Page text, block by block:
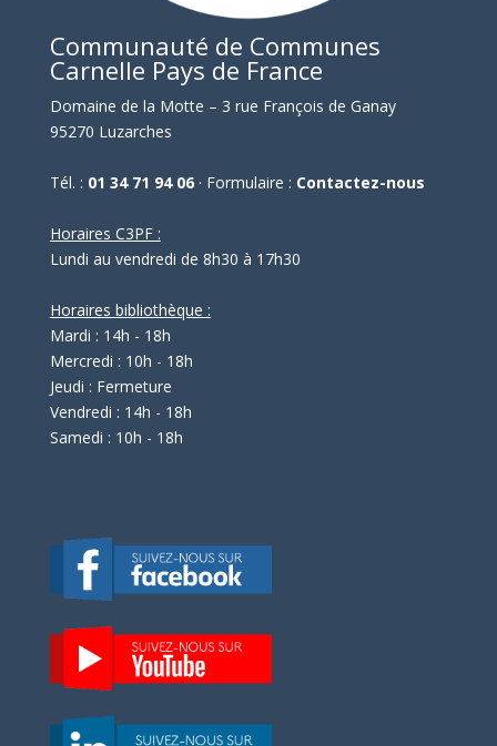
Communauté de Communes
Carnelle Pays de France
Domaine de la Motte – 3 rue François de Ganay
95270 Luzarches
Tél. : 01 34 71 94 06· Formulaire : Contactez-nous
Horaires C3PF :
Lundi au vendredi de 8h30 à 17h30
Horaires bibliothèque :
Mardi : 14h - 18h
Mercredi : 10h - 18h
Jeudi : Fermeture
Vendredi : 14h - 18h
Samedi : 10h - 18h